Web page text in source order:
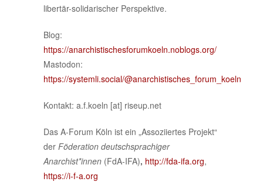
libertär-solidarischer Perspektive.
Blog:
https://anarchistischesforumkoeln.noblogs.org/
Mastodon:
https://systemli.social/@anarchistisches_forum_koeln
Kontakt: a.f.koeln [at] riseup.net
Das A-Forum Köln ist ein „Assoziiertes Projekt“
der Föderation deutschsprachiger
Anarchist*innen (FdA-IFA), http://fda-ifa.org,
https://i-f-a.org